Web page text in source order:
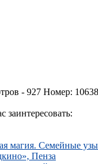
- 927 Номер:
заинтересовать:
магия. Семейные
Пенза